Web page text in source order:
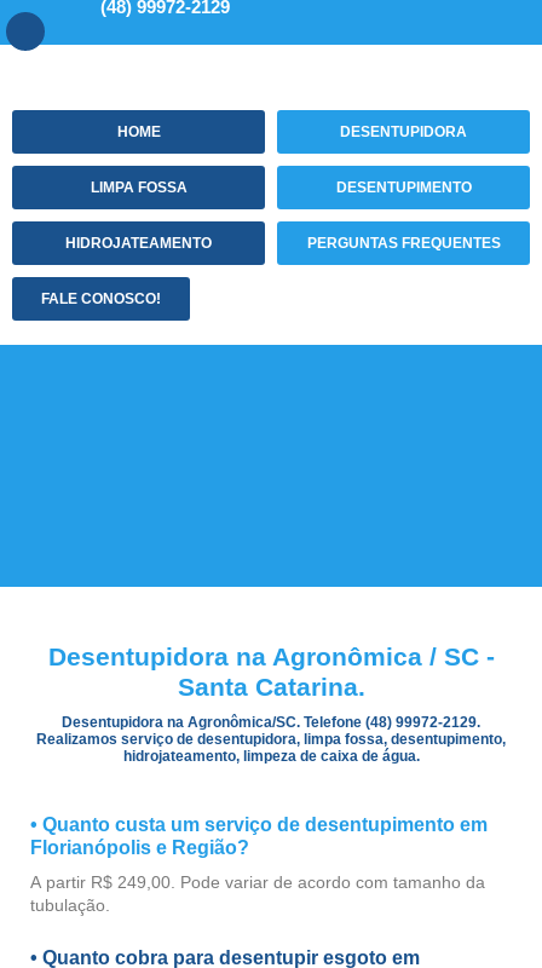
(48) 99972-2129
HOME DESENTUPIDORA
LIMPA FOSSA DESENTUPIMENTO
HIDROJATEAMENTO PERGUNTAS FREQUENTES
FALE CONOSCO!
Agronômica
Desentupidora na Agronômica / SC -
Santa Catarina.
Desentupidora na Agronômica/SC. Telefone (48) 99972-2129.
Realizamos serviço de desentupidora, limpa fossa, desentupimento,
hidrojateamento, limpeza de caixa de água.
• Quanto custa um serviço de desentupimento em
Florianópolis e Região?
A partir R$ 249,00. Pode variar de acordo com tamanho da
tubulação.
• Quanto cobra para desentupir esgoto em